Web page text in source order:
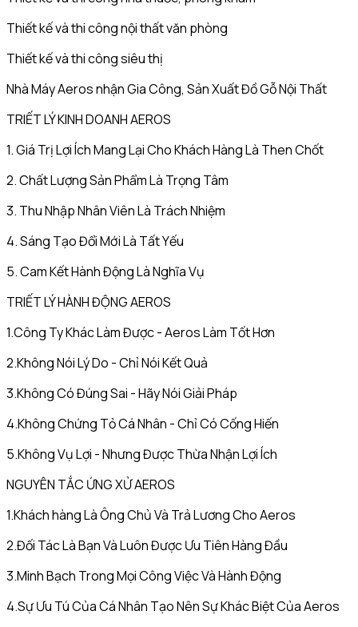
Thiết kế và thi công nội thất văn phòng
Thiết kế và thi công siêu thị
Nhà Máy Aeros nhận Gia Công, Sản Xuất Đồ Gỗ Nội Thất
TRIẾT LÝ KINH DOANH AEROS
1. Giá Trị Lợi Ích Mang Lại Cho Khách Hàng Là Then Chốt
2. Chất Lượng Sản Phẩm Là Trọng Tâm
3. Thu Nhập Nhân Viên Là Trách Nhiệm
4. Sáng Tạo Đổi Mới Là Tất Yếu
5. Cam Kết Hành Động Là Nghĩa Vụ
TRIẾT LÝ HÀNH ĐỘNG AEROS
1.Công Ty Khác Làm Được - Aeros Làm Tốt Hơn
2.Không Nói Lý Do - Chỉ Nói Kết Quả
3.Không Có Đúng Sai - Hãy Nói Giải Pháp
4.Không Chứng Tỏ Cá Nhân - Chỉ Có Cống Hiến
5.Không Vụ Lợi - Nhưng Được Thừa Nhận Lợi Ích
NGUYÊN TẮC ỨNG XỬ AEROS
1.Khách hàng Là Ông Chủ Và Trả Lương Cho Aeros
2.Đối Tác Là Bạn Và Luôn Được Ưu Tiên Hàng Đầu
3.Minh Bạch Trong Mọi Công Việc Và Hành Động
4.Sự Ưu Tú Của Cá Nhân Tạo Nên Sự Khác Biệt Của Aeros